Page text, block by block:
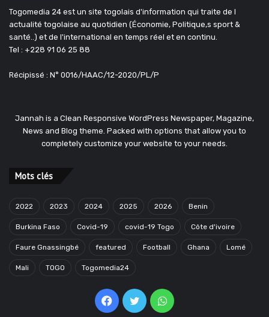
Togomedia 24 est un site togolais d'information qui traite de l
actualité togolaise au quotidien (Économie, Politique,s sport &
santé..) et de l'international en temps réel et en continu.
Tel : +228 91 06 25 88
Récipissé : N° 0016/HAAC/12-2020/PL/P
Jannah is a Clean Responsive WordPress Newspaper, Magazine,
News and Blog theme. Packed with options that allow you to
completely customize your website to your needs.
Mots clés
2022 2023 2024 2025 2026 Benin
Burkina Faso Covid-19 covid-19 Togo Côte d'ivoire
Faure Gnassingbé featured Football Ghana Lomé
Mali TOGO Togomedia24
Facebook
TwitterWhatsApp